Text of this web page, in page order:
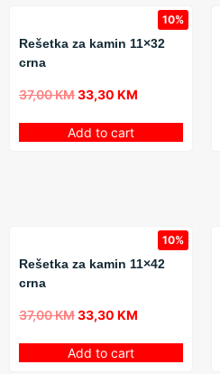
10%
Rešetka za kamin 11×32
crna
37,00KM33,30 KM
Add to cart
10%
Rešetka za kamin 11×42
crna
37,00KM33,30 KM
Add to cart